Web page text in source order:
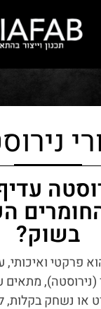
בשוק?
פרקטי
מתאים
או נשחק